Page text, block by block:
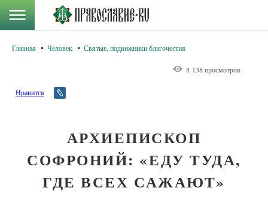
Главная Человек Святые, подвижники благочестия
8 138 просмотров
Нравится
АРХИЕПИСКОП
СОФРОНИЙ: «ЕДУ ТУДА,
ГДЕ ВСЕХ САЖАЮТ»